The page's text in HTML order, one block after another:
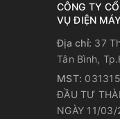
CÔNG TY
VỤ ĐIỆN
Địa chỉ: 37
Tân Bình,
MST:
ĐẦU TƯ
NGÀY 11/03/